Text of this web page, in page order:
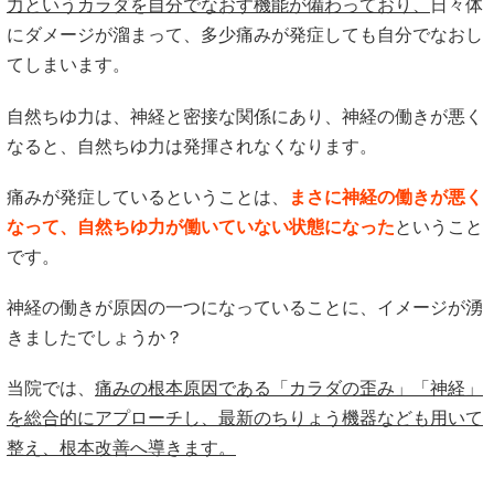
力というカラダを自分でなおす機能が備わっており、
日々体
にダメージが溜まって、多少痛みが発症しても自分でなおし
てしまいます。
自然ちゆ力は、神経と密接な関係にあり、神経の働きが悪く
なると、自然ちゆ力は発揮されなくなります。
痛みが発症しているということは、
まさに神経の働きが悪く
なって、自然ちゆ力が働いていない状態になったということ
です。
神経の働きが原因の一つになっていることに、イメージが湧
きましたでしょうか？
当院では、 痛みの根本原因である「カラダの歪み」「神経」
を総合的にアプローチし、最新のちりょう機器なども用いて
整え、根本改善へ導きます。